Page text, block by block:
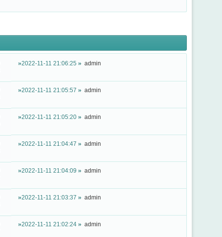
2022-11-11 21:06:25 admin
2022-11-11 21:05:57 admin
2022-11-11 21:05:20 admin
2022-11-11 21:04:47 admin
2022-11-11 21:04:09 admin
2022-11-11 21:03:37 admin
2022-11-11 21:02:24 admin